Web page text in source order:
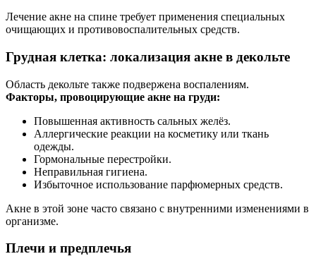
Лечение акне на спине требует применения специальных
очищающих и противовоспалительных средств.
Грудная клетка: локализация акне в декольте
Область декольте также подвержена воспалениям.
Факторы, провоцирующие акне на груди:
Повышенная активность сальных желёз.
Аллергические реакции на косметику или ткань
одежды.
Гормональные перестройки.
Неправильная гигиена.
Избыточное использование парфюмерных средств.
Акне в этой зоне часто связано с внутренними изменениями в
организме.
Плечи и предплечья